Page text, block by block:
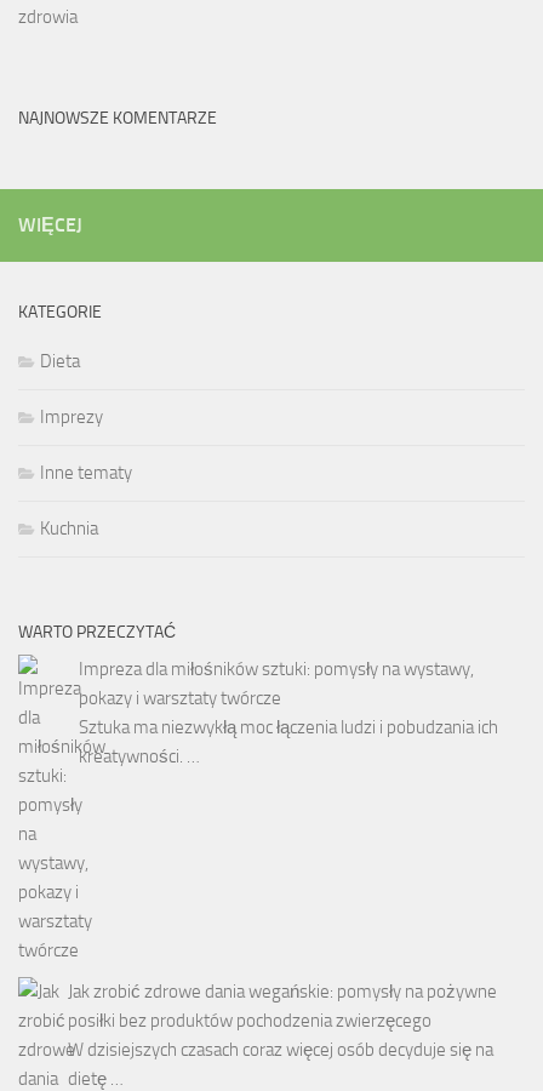
zdrowia
NAJNOWSZE KOMENTARZE
WIĘCEJ
KATEGORIE
Dieta
Imprezy
Inne tematy
Kuchnia
WARTO PRZECZYTAĆ
Impreza dla miłośników sztuki: pomysły na wystawy,
pokazy i warsztaty twórcze
Sztuka ma niezwykłą moc łączenia ludzi i pobudzania ich
kreatywności. …
Jak zrobić zdrowe dania wegańskie: pomysły na pożywne
posiłki bez produktów pochodzenia zwierzęcego
W dzisiejszych czasach coraz więcej osób decyduje się na
dietę …